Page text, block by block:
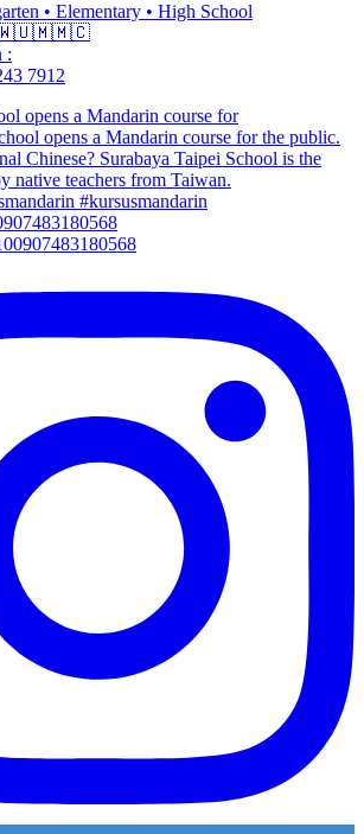
• Elementary • High School
🇹🇼🇺🇲🇲🇨
:
7912
opens a Mandarin course for